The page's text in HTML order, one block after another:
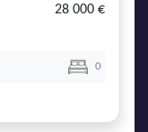
28 000 €
0